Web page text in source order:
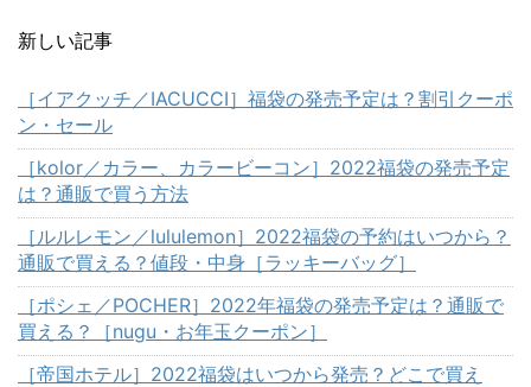
新しい記事
［イアクッチ／IACUCCI］福袋の発売予定は？割引クーポ
ン・セール
［kolor／カラー、カラービーコン］2022福袋の発売予定
は？通販で買う方法
［ルルレモン／lululemon］2022福袋の予約はいつから？
通販で買える？値段・中身［ラッキーバッグ］
［ポシェ／POCHER］2022年福袋の発売予定は？通販で
買える？［nugu・お年玉クーポン］
［帝国ホテル］2022福袋はいつから発売？どこで買え